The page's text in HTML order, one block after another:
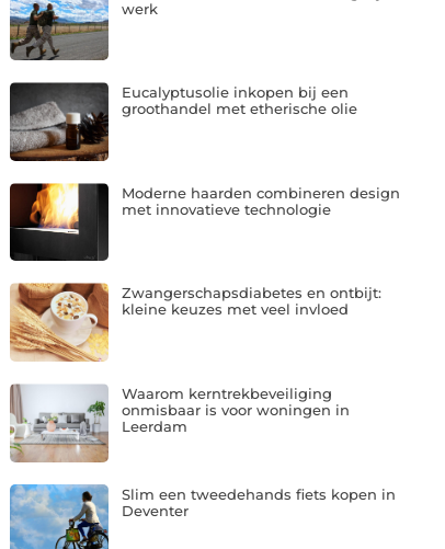
werk
Eucalyptusolie inkopen bij een
groothandel met etherische olie
Moderne haarden combineren design
met innovatieve technologie
Zwangerschapsdiabetes en ontbijt:
kleine keuzes met veel invloed
Waarom kerntrekbeveiliging
onmisbaar is voor woningen in
Leerdam
Slim een tweedehands fiets kopen in
Deventer